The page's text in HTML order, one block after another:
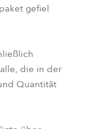
gefiel
die in der
Quantität